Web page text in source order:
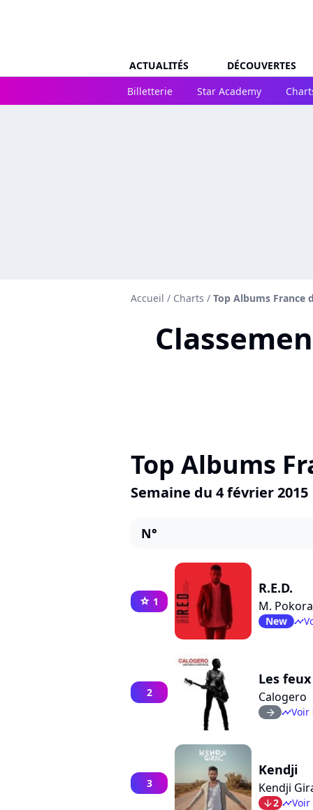
ACTUALITÉS DÉCOUVERTES
Billetterie
Star Academy
Accueil / Charts / Top Albums France
Top Albums
Semaine du 4 février 2015
N°
star 1
R.E.D.
M. Pokora
New timeline
2
Les
Calogero
arrow_right timelineVoir
3
Kendji
Kendji
arrow_bot2 timelineVoir